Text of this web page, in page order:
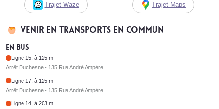
Trajet Waze Trajet Maps
Venir en transports en commun
En bus
Ligne 15, à 125 m
Arrêt Duchesne - 135 Rue André Ampère
Ligne 17, à 125 m
Arrêt Duchesne - 135 Rue André Ampère
Ligne 14, à 203 m